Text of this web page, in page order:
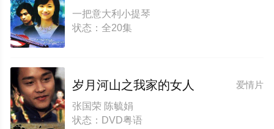
一把意大利小提琴
状态：全20集
爱情片
岁月河山之我家的女人
张国荣 陈毓娟
状态：DVD粤语